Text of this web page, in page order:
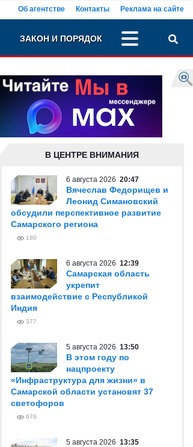
Об агентстве Контакты Реклама на сайте
ЗАКОН И ПОРЯДОК
В ЦЕНТРЕ ВНИМАНИЯ
6 августа 2026 20:47
Вячеслав Федорищев и
Леонид Симановский
обсудили перспективное развитие
Самарского региона
180
6 августа 2026 12:39
Самарская область
укрепит
взаимодействие с Республикой
Индия
377
5 августа 2026 13:50
В этом году по
нацпроекту
«Инфраструктура для жизни» в
Самарской области установят 37
светофоров
676
5 августа 2026 13:35